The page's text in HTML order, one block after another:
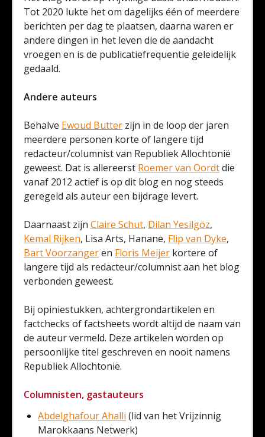
Tot 2020 lukte het om dagelijks één of meerdere
berichten per dag te plaatsen, daarna waren er
andere dingen in het leven die de aandacht
vroegen en is de publicatiefrequentie geleidelijk
gedaald.
Andere auteurs
Behalve Ewoud Butter zijn in de loop der jaren
meerdere personen korte of langere tijd
redacteur/columnist van Republiek Allochtonië
geweest. Dat is allereerst Roemer van Oordtdie
vanaf 2012 actief is op dit blog en nog steeds
geregeld als auteur een bijdrage levert.
Daarnaast zijn Claire Schut, Dilan Yesilgöz,
Kemal Rijken, Lisa Arts, Hanane, Flip van Dyke,
Bart Voorzangeren Floris Meijer kortere of
langere tijd als redacteur/columnist aan het blog
verbonden geweest.
Bij opiniestukken, achtergrondartikelen en
factchecks of factsheets wordt altijd de naam van
de auteur vermeld. Deze artikelen worden op
persoonlijke titel geschreven en nooit namens
Republiek Allochtonië.
Columnisten, gastauteurs
Abdelghafour Ahalli (lid van het Vrijzinnig
Marokkaans Netwerk)